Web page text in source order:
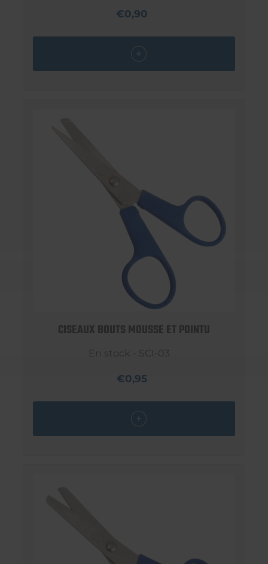
€0,90
CISEAUX BOUTS MOUSSE ET POINTU
En stock - SCI-03
€0,95